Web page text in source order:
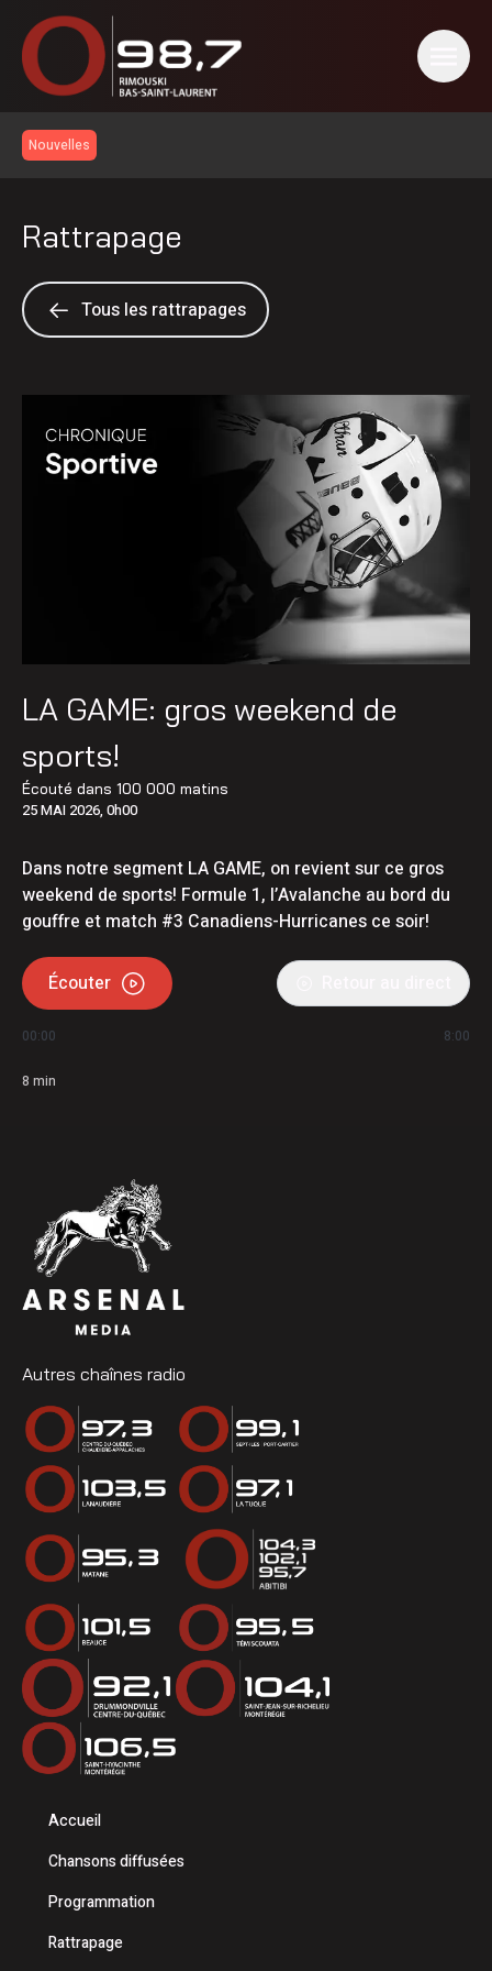
Nouvelles
Rattrapage
Tous les rattrapages
LA GAME: gros weekend de
sports!
Écouté dans 100 000 matins
25 MAI 2026, 0h00
Dans notre segment LA GAME, on revient sur ce gros
weekend de sports! Formule 1, l’Avalanche au bord du
gouffre et match #3 Canadiens-Hurricanes ce soir!
Écouter
00:00 8:00
8 min
Autres chaînes radio
Accueil
Chansons diffusées
Programmation
Rattrapage